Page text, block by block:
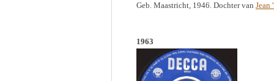
Geb. Maastricht, 1946. Dochter van Jean
1963